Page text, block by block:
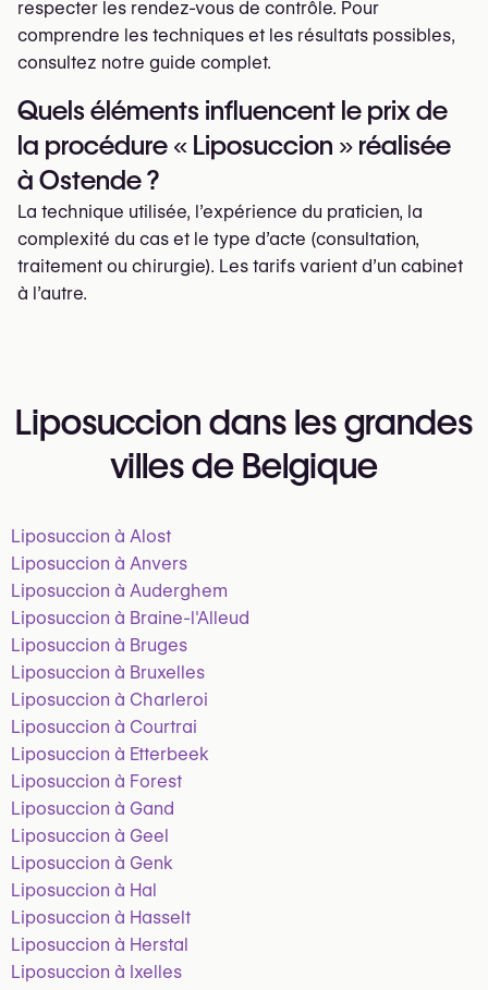
respecter les rendez-vous de contrôle. Pour
comprendre les techniques et les résultats possibles,
consultez notre guide complet.
Quels éléments influencent le prix de
la procédure « Liposuccion » réalisée
à Ostende ?
La technique utilisée, l’expérience du praticien, la
complexité du cas et le type d’acte (consultation,
traitement ou chirurgie). Les tarifs varient d’un cabinet
à l’autre.
Liposuccion dans les grandes
villes de Belgique
Liposuccion à Alost
Liposuccion à Anvers
Liposuccion à Auderghem
Liposuccion à Braine-l'Alleud
Liposuccion à Bruges
Liposuccion à Bruxelles
Liposuccion à Charleroi
Liposuccion à Courtrai
Liposuccion à Etterbeek
Liposuccion à Forest
Liposuccion à Gand
Liposuccion à Geel
Liposuccion à Genk
Liposuccion à Hal
Liposuccion à Hasselt
Liposuccion à Herstal
Liposuccion à Ixelles